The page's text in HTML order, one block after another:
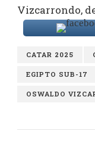
Vizcarrondo,
CATAR 2025
EGIPTO SUB-17
OSWALDO